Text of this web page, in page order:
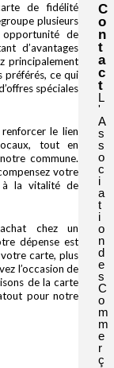
de fidélité
plusieurs
opportunité de
d’avantages
principalement
préférés, ce qui
spéciales
le lien
tout en
commune.
votre
à la vitalité de
chez un
dépense est
carte, plus
l’occasion de
de la carte
pour notre
C
o
n
t
a
c
t
L
'
A
s
s
o
c
i
a
t
i
o
n
d
e
s
C
o
m
m
e
r
ç